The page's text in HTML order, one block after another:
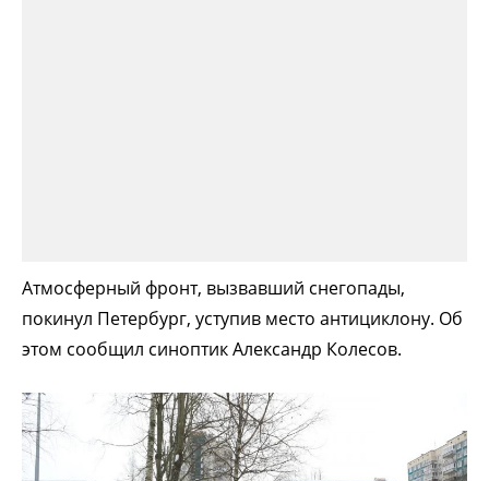
Атмосферный фронт, вызвавший снегопады,
покинул Петербург, уступив место антициклону. Об
этом сообщил синоптик Александр Колесов.